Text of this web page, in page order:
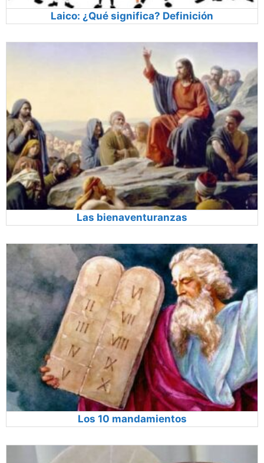
Laico: ¿Qué significa? Definición
Las bienaventuranzas
Los 10 mandamientos